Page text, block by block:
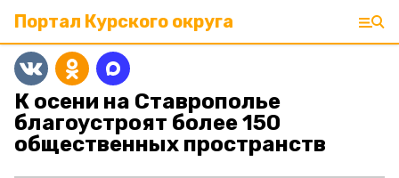
Портал Курского округа
К осени на Ставрополье
благоустроят более 150
общественных пространств